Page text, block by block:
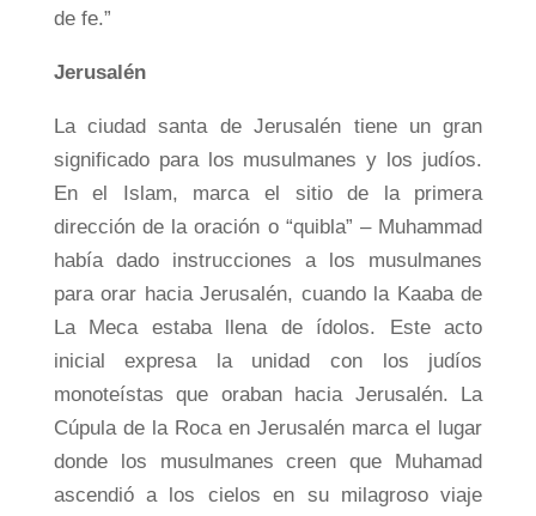
de fe.”
Jerusalén
La ciudad santa de Jerusalén tiene un gran
significado para los musulmanes y los judíos.
En el Islam, marca el sitio de la primera
dirección de la oración o “quibla” – Muhammad
había dado instrucciones a los musulmanes
para orar hacia Jerusalén, cuando la Kaaba de
La Meca estaba llena de ídolos. Este acto
inicial expresa la unidad con los judíos
monoteístas que oraban hacia Jerusalén. La
Cúpula de la Roca en Jerusalén marca el lugar
donde los musulmanes creen que Muhamad
ascendió a los cielos en su milagroso viaje